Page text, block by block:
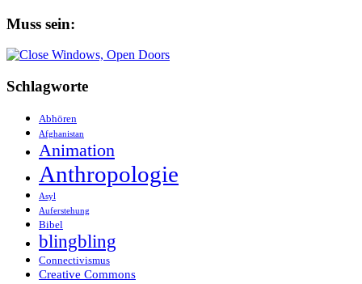
Muss sein:
Schlagworte
Abhören
Afghanistan
Animation
Anthropologie
Asyl
Auferstehung
Bibel
blingbling
Connectivismus
Creative Commons